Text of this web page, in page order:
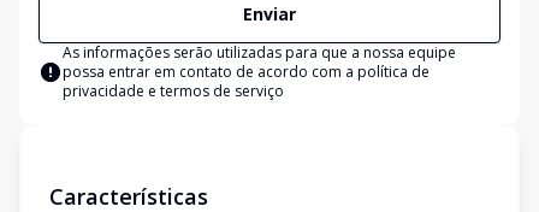
Enviar
As informações serão utilizadas para que a nossa equipe
possa entrar em contato de acordo com a política de
privacidade e termos de serviço
Características